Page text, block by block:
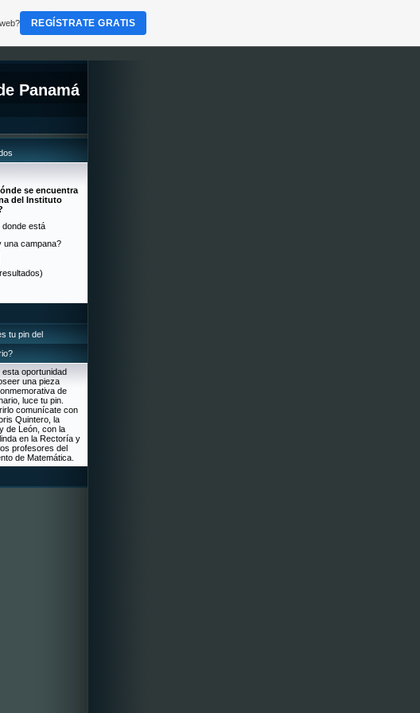
Panamá
se encuentra
del Instituto
donde está
una campana?
)
tu pin del
esta oportunidad
una pieza
de
luce tu pin.
comunícate con
Quintero, la
de León, con la
en la Rectoría y
profesores del
de Matemática.
REGÍSTRATE GRATIS